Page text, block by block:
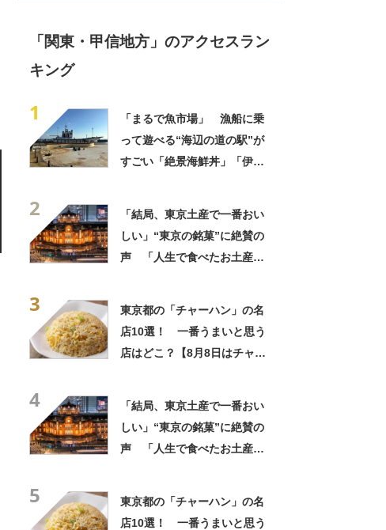
「関東・甲信地方」のアクセスラン
キング
1
「まるで魚市場」 漁船に乗
って遊べる“海辺の道の駅”が
すごい「絶景海鮮丼」「伊勢
2
「結局、東京土産で一番おい
しい」“東京の銘菓”に絶賛の
声 「人生で食べたお土産の
3
東京都の「チャーハン」の名
店10選！ 一番うまいと思う
店はどこ？【8月8日はチャー
4
「結局、東京土産で一番おい
しい」“東京の銘菓”に絶賛の
声 「人生で食べたお土産の
5
東京都の「チャーハン」の名
店10選！ 一番うまいと思う